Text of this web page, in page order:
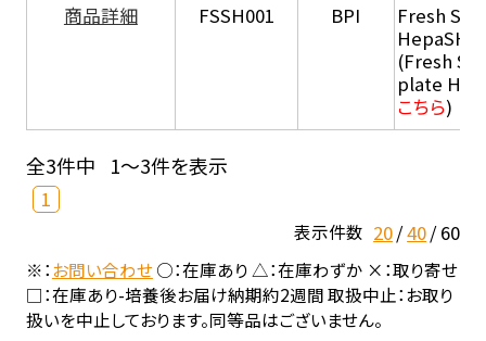
商品詳細
FSSH001 BPI
Fresh
HepaSH®
(Fresh
plate
こちら)
全3件中 1～3件を表示
1
表示件数 20 40 60
※：お問い合わせ○：在庫あり △：在庫わずか ×：取り寄せ
□：在庫あり-培養後お届け納期約2週間 取扱中止：お取り
扱いを中止しております。同等品はございません。